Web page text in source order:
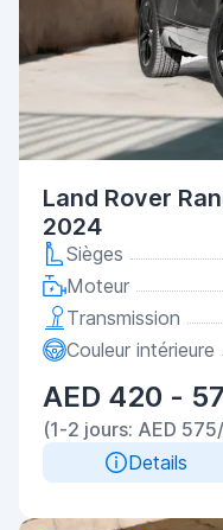
Land Rover
2024
Sièges
Moteur
Transmission
Couleur intérieure
AED 420 -
(1-2 jours: AED
Details